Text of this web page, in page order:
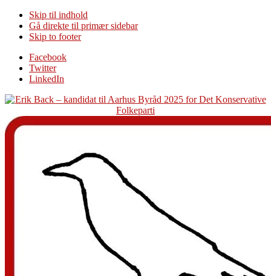
Skip til indhold
Gå direkte til primær sidebar
Skip to footer
Additional
menu
Facebook
Twitter
LinkedIn